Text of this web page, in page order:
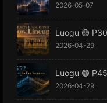
2026-05-07
Luogu 🟡
2026-04-29
Luogu 🟢
2026-04-29